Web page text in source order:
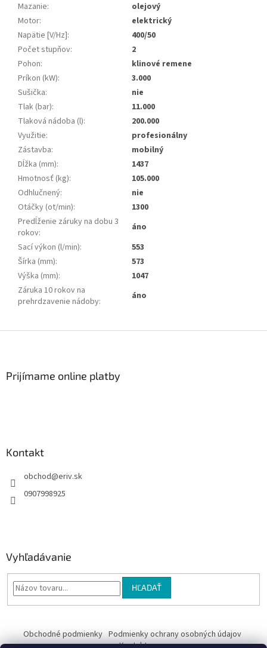
Mazanie:
olejový
Motor:
elektrický
Napätie [V/Hz]:
400/50
Počet stupňov:
2
Pohon:
klinové remene
Príkon (kW):
3.000
Sušička:
nie
Tlak (bar):
11.000
Tlaková nádoba (l):
200.000
Využitie:
profesionálny
Zástavba:
mobilný
Dĺžka (mm):
1437
Hmotnosť (kg):
105.000
Odhlučnený:
nie
Otáčky (ot/min):
1300
Predĺženie záruky na dobu 3
rokov:
áno
Sací výkon (l/min):
553
Šírka (mm):
573
Výška (mm):
1047
Záruka 10 rokov na
prehrdzavenie nádoby: áno
Prijímame online platby
Kontakt
obchod@eriv.sk
0907998925
Vyhľadávanie
HĽADAŤ
Obchodné podmienky Podmienky ochrany osobných údajov
Kontakty